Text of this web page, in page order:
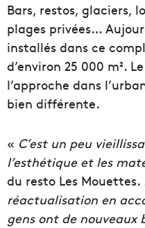
Bars, restos, glaciers,
plages privées…
installés dans ce
d’environ 25 000 m².
l’approche dans
bien différente.
« C’est un peu
l’esthétique et les
du resto Les Mouettes.
réactualisation en
gens ont de nouveaux